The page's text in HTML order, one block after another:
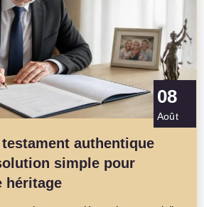
08
Août
authentique
simple pour
héritage